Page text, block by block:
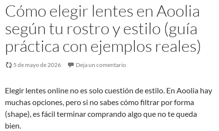
Cómo elegir lentes en Aoolia
según tu rostro y estilo (guía
práctica con ejemplos reales)
5 de mayo de 2026 Deja un comentario
Elegir lentes online no es solo cuestión de estilo. En Aoolia hay
muchas opciones, pero si no sabes cómo filtrar por forma
(shape), es fácil terminar comprando algo que no te queda
bien.